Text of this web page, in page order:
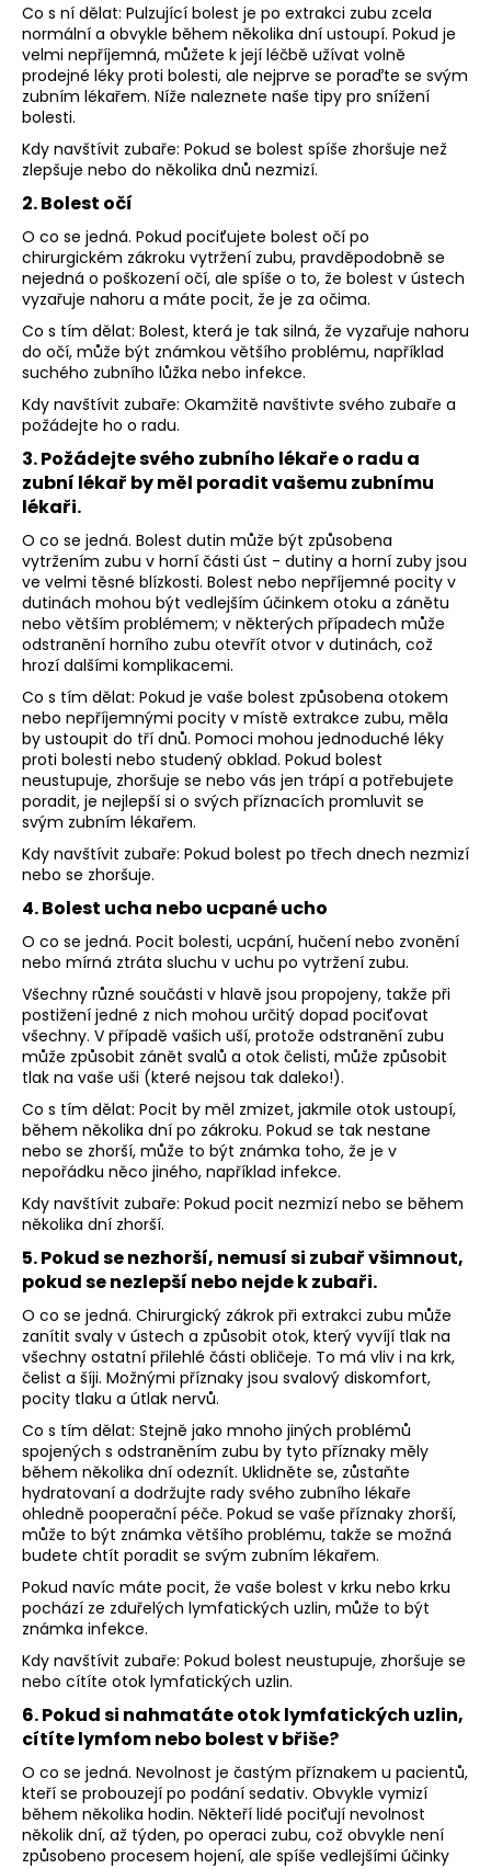
Co s ní dělat: Pulzující bolest je po extrakci zubu zcela
normální a obvykle během několika dní ustoupí. Pokud je
velmi nepříjemná, můžete k její léčbě užívat volně
prodejné léky proti bolesti, ale nejprve se poraďte se svým
zubním lékařem. Níže naleznete naše tipy pro snížení
bolesti.
Kdy navštívit zubaře: Pokud se bolest spíše zhoršuje než
zlepšuje nebo do několika dnů nezmizí.
2. Bolest očí
O co se jedná. Pokud pociťujete bolest očí po
chirurgickém zákroku vytržení zubu, pravděpodobně se
nejedná o poškození očí, ale spíše o to, že bolest v ústech
vyzařuje nahoru a máte pocit, že je za očima.
Co s tím dělat: Bolest, která je tak silná, že vyzařuje nahoru
do očí, může být známkou většího problému, například
suchého zubního lůžka nebo infekce.
Kdy navštívit zubaře: Okamžitě navštivte svého zubaře a
požádejte ho o radu.
3. Požádejte svého zubního lékaře o radu a
zubní lékař by měl poradit vašemu zubnímu
lékaři.
O co se jedná. Bolest dutin může být způsobena
vytržením zubu v horní části úst - dutiny a horní zuby jsou
ve velmi těsné blízkosti. Bolest nebo nepříjemné pocity v
dutinách mohou být vedlejším účinkem otoku a zánětu
nebo větším problémem; v některých případech může
odstranění horního zubu otevřít otvor v dutinách, což
hrozí dalšími komplikacemi.
Co s tím dělat: Pokud je vaše bolest způsobena otokem
nebo nepříjemnými pocity v místě extrakce zubu, měla
by ustoupit do tří dnů. Pomoci mohou jednoduché léky
proti bolesti nebo studený obklad. Pokud bolest
neustupuje, zhoršuje se nebo vás jen trápí a potřebujete
poradit, je nejlepší si o svých příznacích promluvit se
svým zubním lékařem.
Kdy navštívit zubaře: Pokud bolest po třech dnech nezmizí
nebo se zhoršuje.
4. Bolest ucha nebo ucpané ucho
O co se jedná. Pocit bolesti, ucpání, hučení nebo zvonění
nebo mírná ztráta sluchu v uchu po vytržení zubu.
Všechny různé součásti v hlavě jsou propojeny, takže při
postižení jedné z nich mohou určitý dopad pociťovat
všechny. V případě vašich uší, protože odstranění zubu
může způsobit zánět svalů a otok čelisti, může způsobit
tlak na vaše uši (které nejsou tak daleko!).
Co s tím dělat: Pocit by měl zmizet, jakmile otok ustoupí,
během několika dní po zákroku. Pokud se tak nestane
nebo se zhorší, může to být známka toho, že je v
nepořádku něco jiného, například infekce.
Kdy navštívit zubaře: Pokud pocit nezmizí nebo se během
několika dní zhorší.
5. Pokud se nezhorší, nemusí si zubař všimnout,
pokud se nezlepší nebo nejde k zubaři.
O co se jedná. Chirurgický zákrok při extrakci zubu může
zanítit svaly v ústech a způsobit otok, který vyvíjí tlak na
všechny ostatní přilehlé části obličeje. To má vliv i na krk,
čelist a šíji. Možnými příznaky jsou svalový diskomfort,
pocity tlaku a útlak nervů.
Co s tím dělat: Stejně jako mnoho jiných problémů
spojených s odstraněním zubu by tyto příznaky měly
během několika dní odeznít. Uklidněte se, zůstaňte
hydratovaní a dodržujte rady svého zubního lékaře
ohledně pooperační péče. Pokud se vaše příznaky zhorší,
může to být známka většího problému, takže se možná
budete chtít poradit se svým zubním lékařem.
Pokud navíc máte pocit, že vaše bolest v krku nebo krku
pochází ze zduřelých lymfatických uzlin, může to být
známka infekce.
Kdy navštívit zubaře: Pokud bolest neustupuje, zhoršuje se
nebo cítíte otok lymfatických uzlin.
6. Pokud si nahmatáte otok lymfatických uzlin,
cítíte lymfom nebo bolest v břiše?
O co se jedná. Nevolnost je častým příznakem u pacientů,
kteří se probouzejí po podání sedativ. Obvykle vymizí
během několika hodin. Někteří lidé pociťují nevolnost
několik dní, až týden, po operaci zubu, což obvykle není
způsobeno procesem hojení, ale spíše vedlejšími účinky